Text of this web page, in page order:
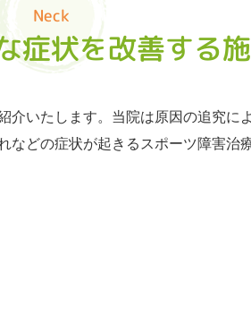
Neck
症状を改善する
いたします。当院は原因の追究に
どの症状が起きるスポーツ障害治